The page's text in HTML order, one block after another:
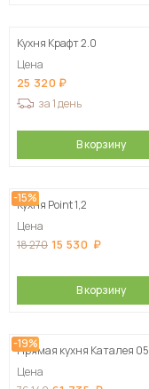
Кухня Крафт 2.0
Цена
25 320
за 1 день
В корзину
-15%
Кухня Point 1,2
Цена
18 270 15 530
В корзину
-19%
Прямая кухня Каталея 05
Цена